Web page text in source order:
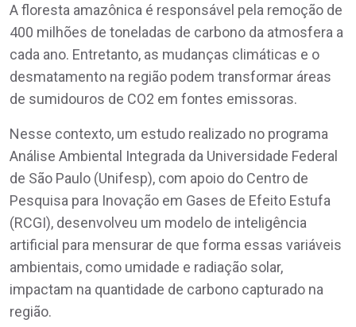
A floresta amazônica é responsável pela remoção de
400 milhões de toneladas de carbono da atmosfera a
cada ano. Entretanto, as mudanças climáticas e o
desmatamento na região podem transformar áreas
de sumidouros de CO2 em fontes emissoras.
Nesse contexto, um estudo realizado no programa
Análise Ambiental Integrada da Universidade Federal
de São Paulo (Unifesp), com apoio do Centro de
Pesquisa para Inovação em Gases de Efeito Estufa
(RCGI), desenvolveu um modelo de inteligência
artificial para mensurar de que forma essas variáveis
ambientais, como umidade e radiação solar,
impactam na quantidade de carbono capturado na
região.